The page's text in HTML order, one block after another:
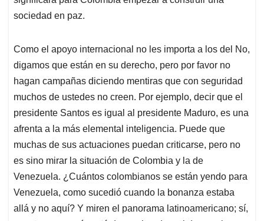
sociedad en paz.
Como el apoyo internacional no les importa a los del No,
digamos que están en su derecho, pero por favor no
hagan campañas diciendo mentiras que con seguridad
muchos de ustedes no creen. Por ejemplo, decir que el
presidente Santos es igual al presidente Maduro, es una
afrenta a la más elemental inteligencia. Puede que
muchas de sus actuaciones puedan criticarse, pero no
es sino mirar la situación de Colombia y la de
Venezuela. ¿Cuántos colombianos se están yendo para
Venezuela, como sucedió cuando la bonanza estaba
allá y no aquí? Y miren el panorama latinoamericano; sí,